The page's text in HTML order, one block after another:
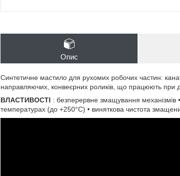
Опис
Синтетичне мастило для рухомих робочих частин:
направляючих, конвеєрних роликів, що працюють при
ВЛАСТИВОСТІ : безперервне змащування
температурах (до +250°C) • виняткова чистота